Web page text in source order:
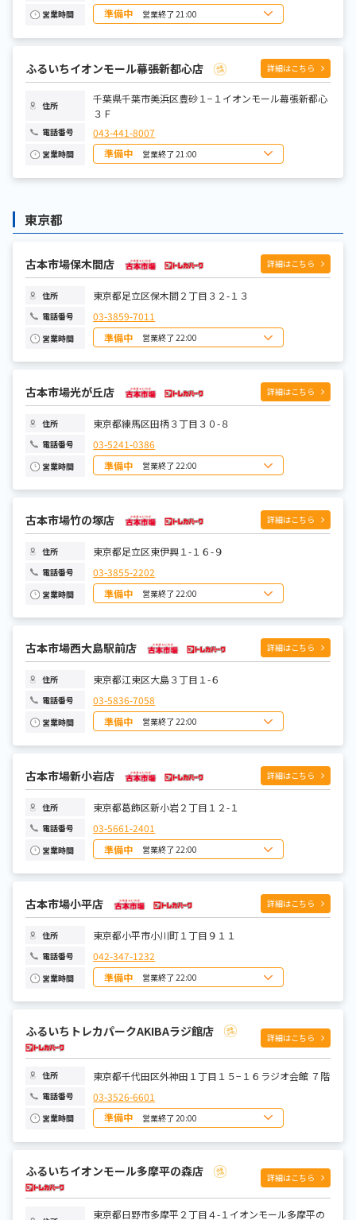
営業時間 準備中 営業終了 21:00
日曜日 10:00~21:00
月曜日
水曜日 10:00~21:00
木曜日 10:00~21:00
金曜日
土曜日 10:00~21:00
ふるいちイオンモール幕張新都心店 詳細はこちら
住所
千葉県千葉市美浜区豊砂１−１イオンモール幕張新都心
３Ｆ
電話番号 043-441-8007
営業時間 準備中 営業終了 21:00
日曜日 10:00~21:00
土曜日 10:00~21:00
東京都
古本市場保木間店 詳細はこちら
住所 東京都足立区保木間２丁目３２-１３
電話番号 03-3859-7011
営業時間 準備中 営業終了 22:00
日曜日 10:00~22:00
水曜日 10:00~22:00
木曜日
土曜日 10:00~22:00
古本市場光が丘店 詳細はこちら
住所 東京都練馬区田柄３丁目３０-８
電話番号 03-5241-0386
営業時間 準備中 営業終了 22:00
日曜日 10:00~22:00
水曜日 10:00~22:00
木曜日
土曜日 10:00~22:00
古本市場竹の塚店 詳細はこちら
住所 東京都足立区東伊興１-１６-９
電話番号 03-3855-2202
営業時間 準備中 営業終了 22:00
日曜日 10:00~22:00
水曜日 10:00~22:00
木曜日 10:00~22:00
土曜日 10:00~22:00
古本市場西大島駅前店 詳細はこちら
住所 東京都江東区大島３丁目１-６
電話番号 03-5836-7058
営業時間 準備中 営業終了 22:00
日曜日 10:00~22:00
水曜日 10:00~22:00
木曜日
土曜日 10:00~22:00
古本市場新小岩店 詳細はこちら
住所 東京都葛飾区新小岩２丁目１２-１
電話番号 03-5661-2401
営業時間 準備中 営業終了 22:00
日曜日 10:00~22:00
水曜日
木曜日
土曜日 10:00~22:00
古本市場小平店 詳細はこちら
住所 東京都小平市小川町１丁目９１１
電話番号 042-347-1232
営業時間 準備中 営業終了 22:00
日曜日 10:00~22:00
水曜日 10:00~22:00
木曜日 10:00~22:00
土曜日 10:00~22:00
ふるいちトレカパークAKIBAラジ館店 詳細はこちら
住所 東京都千代田区外神田１丁目１５−１６ラジオ会館 ７階
電話番号 03-3526-6601
営業時間 準備中 営業終了 20:00
日曜日 10:00~20:00
月曜日
水曜日 10:00~20:00
木曜日 10:00~20:00
土曜日 10:00~20:00
ふるいちイオンモール多摩平の森店 詳細はこちら
東京都日野市多摩平２丁目４-１イオンモール多摩平の